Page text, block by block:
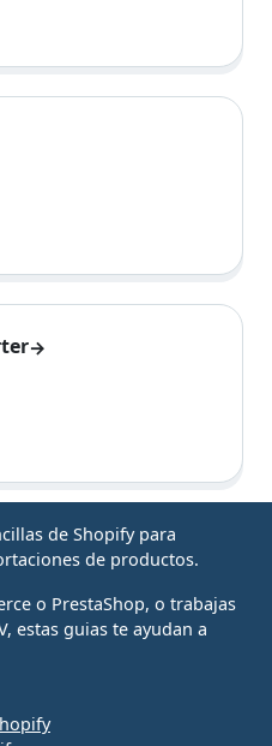
→
de Shopify para
de productos.
o PrestaShop, o trabajas
estas guias te ayudan a